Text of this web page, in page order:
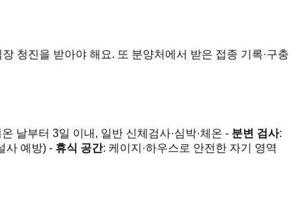
청진을 받아야 해요. 또 분양처에서 받은 접종 기록·구충
온 날부터 3일 이내, 일반 신체검사·심박·체온 - 분변 검사:
사 예방) - 휴식 공간: 케이지·하우스로 안전한 자기 영역